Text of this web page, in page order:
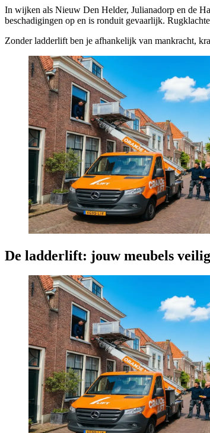
In wijken als Nieuw Den Helder, Julianadorp en de
beschadigingen op en is ronduit gevaarlijk.
Zonder ladderlift ben je afhankelijk van mankracht,
De ladderlift: jouw meubels